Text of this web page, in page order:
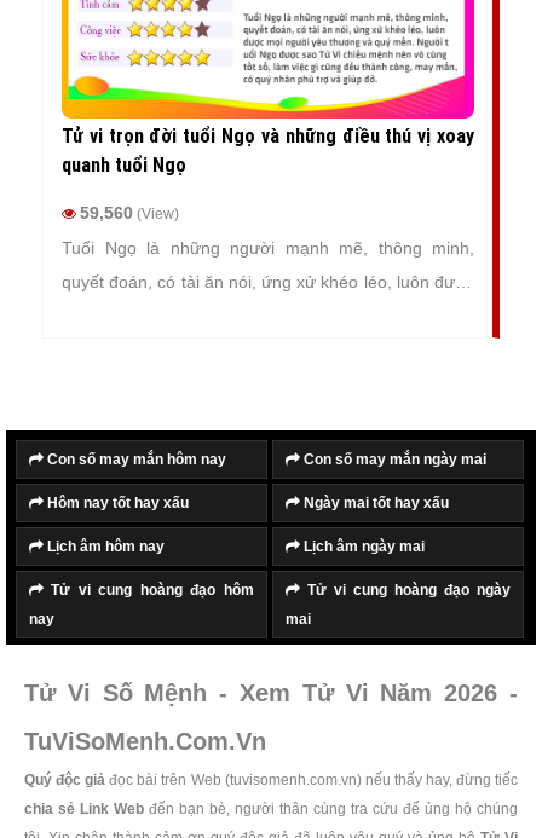
Tử vi trọn đời tuổi Ngọ và những điều thú vị xoay
quanh tuổi Ngọ
59,560 (View)
Tuổi Ngọ là những người mạnh mẽ, thông minh,
quyết đoán, có tài ăn nói, ứng xử khéo léo, luôn được
Con số may mắn hôm nay Con số may mắn ngày mai
Hôm nay tốt hay xấu Ngày mai tốt hay xấu
Lịch âm hôm nay Lịch âm ngày mai
Tử vi cung hoàng đạo hôm
nay
Tử vi cung hoàng đạo ngày
mai
Tử Vi Số Mệnh - Xem Tử Vi Năm 2026 -
TuViSoMenh.Com.Vn
Quý độc giả đọc bài trên Web (tuvisomenh.com.vn) nếu thấy hay, đừng tiếc
chia sẻ Link Web đến bạn bè, người thân cùng tra cứu để ủng hộ chúng